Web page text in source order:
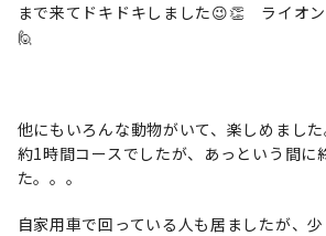
まで来てドキドキしました😉👏 ライオ
🙋
他にもいろんな動物がいて、楽しめました
約1時間コースでしたが、あっという間に
た。。。
自家用車で回っている人も居ましたが、